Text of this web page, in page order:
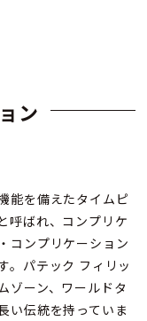
ン
能を備えたタイムピ
呼ばれ、コンプリケ
コンプリケーション
。パテック フィリッ
ゾーン、ワールドタ
い伝統を持っていま